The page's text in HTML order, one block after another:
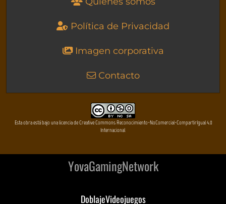
Política de Privacidad
Imagen corporativa
Contacto
Esta obra está bajo una licencia de Creative Commons Reconocimiento-NoComercial-CompartirIgual 4.0
Internacional
YovaGamingNetwork
DoblajeVideojuegos